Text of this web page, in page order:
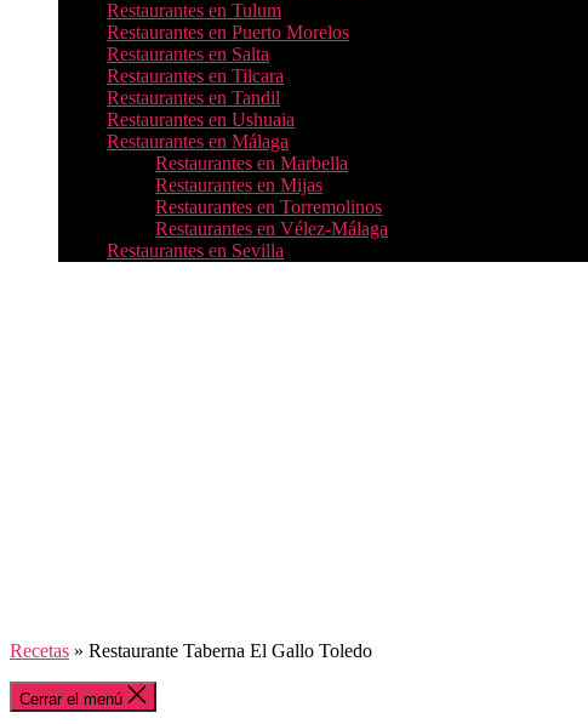
Restaurantes en Tulum
Restaurantes en Puerto Morelos
Restaurantes en Salta
Restaurantes en Tilcara
Restaurantes en Tandil
Restaurantes en Ushuaia
Restaurantes en Málaga
Restaurantes en Marbella
Restaurantes en Mijas
Restaurantes en Torremolinos
Restaurantes en Vélez-Málaga
Restaurantes en Sevilla
Recetas » Restaurante Taberna El Gallo Toledo
Cerrar el menú